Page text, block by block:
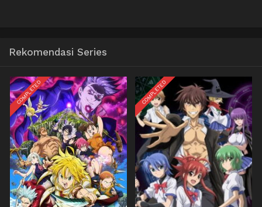
Rekomendasi Series
COMPLETED COMPLETED